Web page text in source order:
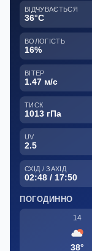
ВІДЧУВАЄТЬСЯ
36°C
ВОЛОГІСТЬ
16%
ВІТЕР
1.47 м/с
ТИСК
1013 гПа
UV
2.5
СХІД / ЗАХІД
02:48 / 17:50
ПОГОДИННО
14
38°